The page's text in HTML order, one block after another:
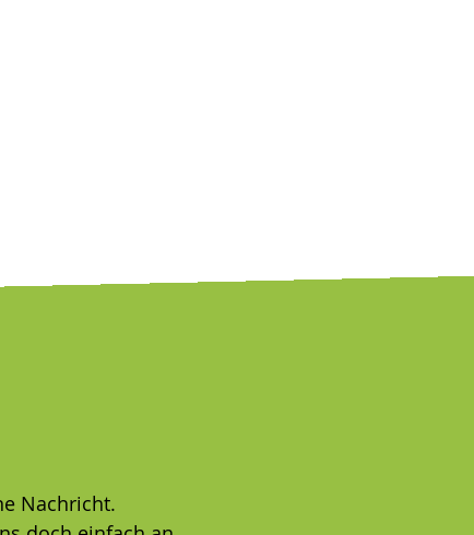
Nachricht.